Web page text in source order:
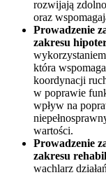
rozwijają
oraz
Prowadzenie
zakresu
która
koordynacji
w poprawie
wpływ na
wartości.
Prowadzenie
zakresu
wachlarz